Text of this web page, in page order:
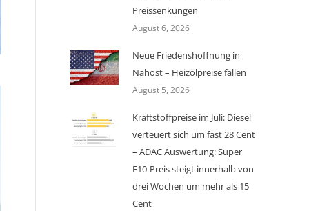
Preissenkungen
August 6, 2026
Neue Friedenshoffnung in
Nahost – Heizölpreise fallen
August 5, 2026
Kraftstoffpreise im Juli: Diesel
verteuert sich um fast 28 Cent
– ADAC Auswertung: Super
E10-Preis steigt innerhalb von
drei Wochen um mehr als 15
Cent